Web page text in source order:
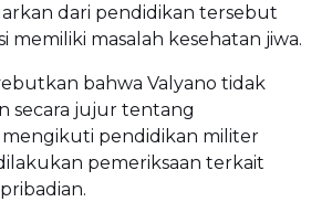
dari pendidikan tersebut
memiliki masalah kesehatan jiwa.
bahwa Valyano tidak
secara jujur tentang
pendidikan militer
pemeriksaan terkait